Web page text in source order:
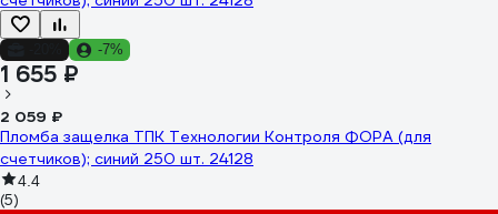
-7%
1 655 ₽
2 059 ₽
Пломба защелка ТПК Технологии Контроля ФОРА (для
счетчиков); синий 250 шт. 24128
4.4
(5)